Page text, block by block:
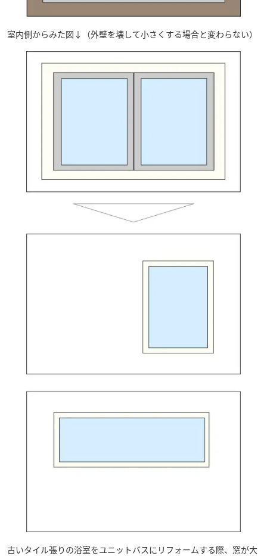
室内側からみた図↓（外壁を壊して小さくする場合と変わらない）
古いタイル張りの浴室をユニットバスにリフォームする際、窓が大